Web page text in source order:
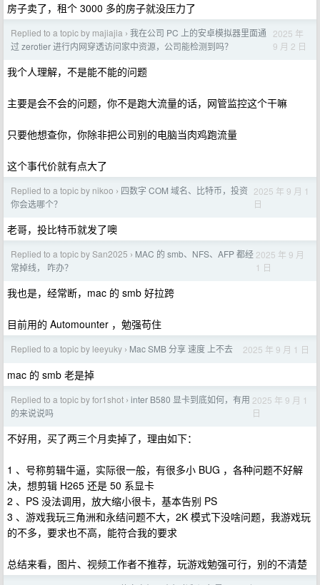
房子卖了，租个 3000 多的房子就没压力了
Replied to a topic by majiajia › 我在公司 PC 上的安卓模拟器里面通
过 zerotier 进行内网穿透访问家中资源，公司能检测到吗？
2025 年
9 月 2 日
我个人理解，不是能不能的问题
主要是会不会的问题，你不是跑大流量的话，网管监控这个干嘛
只要他想查你，你除非把公司别的电脑当肉鸡跑流量
这个事代价就有点大了
Replied to a topic by nikoo › 四数字 COM 域名、比特币，投资
你会选哪个？
2025 年 9 月 1
日
老哥，投比特币就发了噢
Replied to a topic by San2025 › MAC 的 smb、NFS、AFP 都经
常掉线， 咋办？
2025 年 9 月
1 日
我也是，经常断，mac 的 smb 好拉跨
目前用的 Automounter ，勉强苟住
Replied to a topic by leeyuky › Mac SMB 分享 速度 上不去 2025 年 9 月 1 日
mac 的 smb 老是掉
Replied to a topic by for1shot › inter B580 显卡到底如何，有用
的来说说吗
2025 年 9 月 1
日
不好用，买了两三个月卖掉了，理由如下：
1 、号称剪辑牛逼，实际很一般，有很多小 BUG ，各种问题不好解
决，想剪辑 H265 还是 50 系显卡
2 、PS 没法调用，放大缩小很卡，基本告别 PS
3 、游戏我玩三角洲和永结问题不大，2K 模式下没啥问题，我游戏玩
的不多，要求也不高，能符合我的要求
总结来看，图片、视频工作者不推荐，玩游戏勉强可行，别的不清楚